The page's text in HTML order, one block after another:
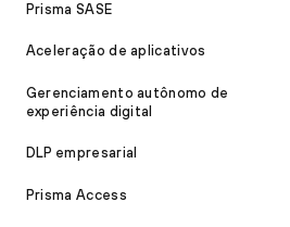
Prisma SASE
Aceleração de aplicativos
Gerenciamento autônomo de
experiência digital
DLP empresarial
Prisma Access